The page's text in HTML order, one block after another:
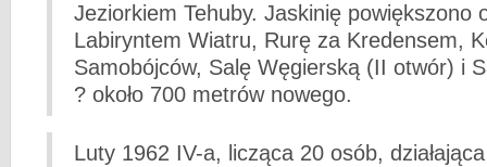
Jeziorkiem Tehuby. Jaskinię powiększono
Labiryntem Wiatru, Rurę za Kredensem,
Samobójców, Salę Węgierską (II otwór) i
? około 700 metrów nowego.
Luty 1962 IV-a, licząca 20 osób,